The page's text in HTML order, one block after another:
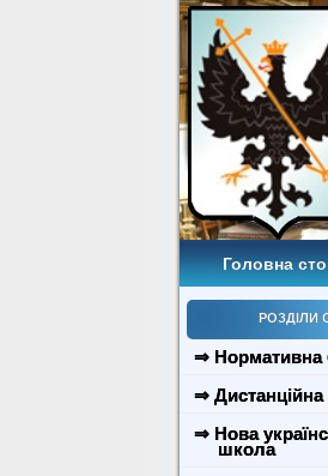
Головна
РОЗДІЛИ
⇒ Нормативна
⇒ Дистанційна
⇒ Нова
школа